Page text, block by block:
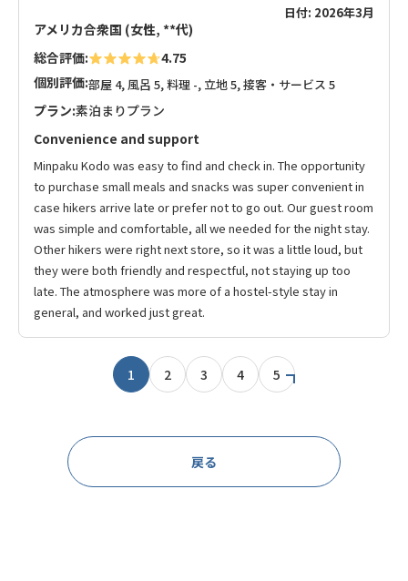
日付: 2026年3月
アメリカ合衆国 (女性, **代)
総合評価:
4.75
個別評価:部屋 4, 風呂 5, 料理 -, 立地 5, 接客・サービス 5
プラン:素泊まりプラン
Convenience and support
Minpaku Kodo was easy to find and check in. The opportunity
to purchase small meals and snacks was super convenient in
case hikers arrive late or prefer not to go out. Our guest room
was simple and comfortable, all we needed for the night stay.
Other hikers were right next store, so it was a little loud, but
they were both friendly and respectful, not staying up too
late. The atmosphere was more of a hostel-style stay in
general, and worked just great.
1 2 3 4 5
戻る